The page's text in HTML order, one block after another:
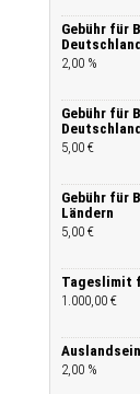
Gebühr für
Deutschland
2,00 %
Gebühr für
Deutschland
5,00 €
Gebühr für
Ländern
5,00 €
Tageslimit
1.000,00 €
2,00 %